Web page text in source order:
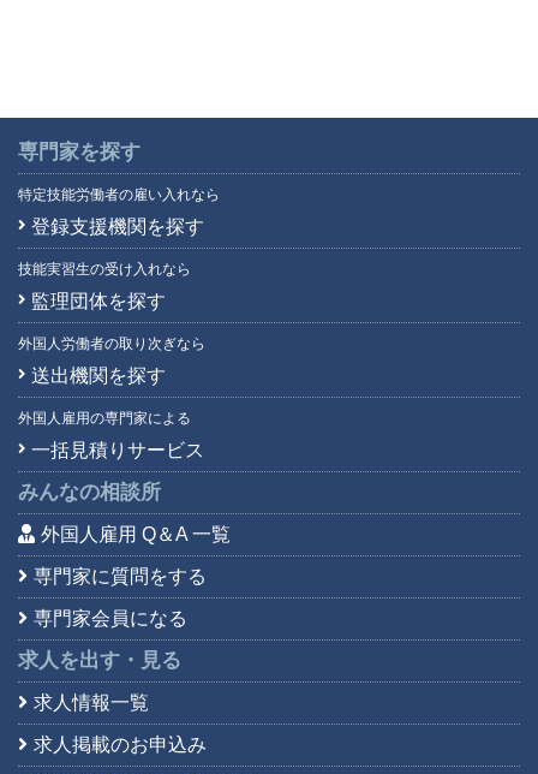
専門家を探す
特定技能労働者の雇い入れなら
登録支援機関を探す
技能実習生の受け入れなら
監理団体を探す
外国人労働者の取り次ぎなら
送出機関を探す
外国人雇用の専門家による
一括見積りサービス
みんなの相談所
外国人雇用 Q＆A 一覧
専門家に質問をする
専門家会員になる
求人を出す・見る
求人情報一覧
求人掲載のお申込み